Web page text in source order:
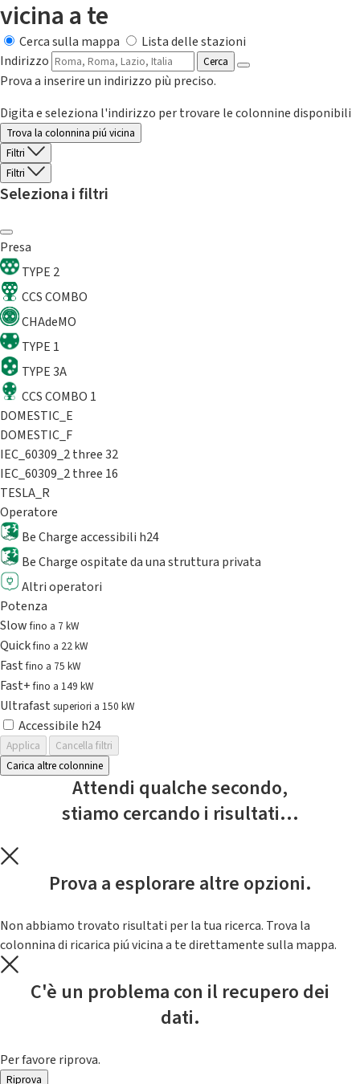
vicina a te
Cerca sulla mappa
Lista delle stazioni
Indirizzo
Cerca
Prova a inserire un indirizzo più preciso.
Digita e seleziona l'indirizzo per trovare le colonnine disponibili
Trova la colonnina piú vicina
Filtri
Filtri
Seleziona i filtri
Presa
TYPE 2
CCS COMBO
CHAdeMO
TYPE 1
TYPE 3A
CCS COMBO 1
DOMESTIC_E
DOMESTIC_F
IEC_60309_2 three 32
IEC_60309_2 three 16
TESLA_R
Operatore
Be Charge accessibili h24
Be Charge ospitate da una struttura privata
Altri operatori
Potenza
Slowfino a 7 kW
Quickfino a 22 kW
Fastfino a 75 kW
Fast+fino a 149 kW
Ultrafast superiori a 150 kW
Accessibile h24
Applica
Cancella filtri
Carica altre colonnine
Attendi qualche secondo,
stiamo cercando i risultati...
Prova a esplorare altre opzioni.
Non abbiamo trovato risultati per la tua ricerca. Trova la
colonnina di ricarica piú vicina a te direttamente sulla mappa.
C'è un problema con il recupero dei
dati.
Per favore riprova.
Riprova